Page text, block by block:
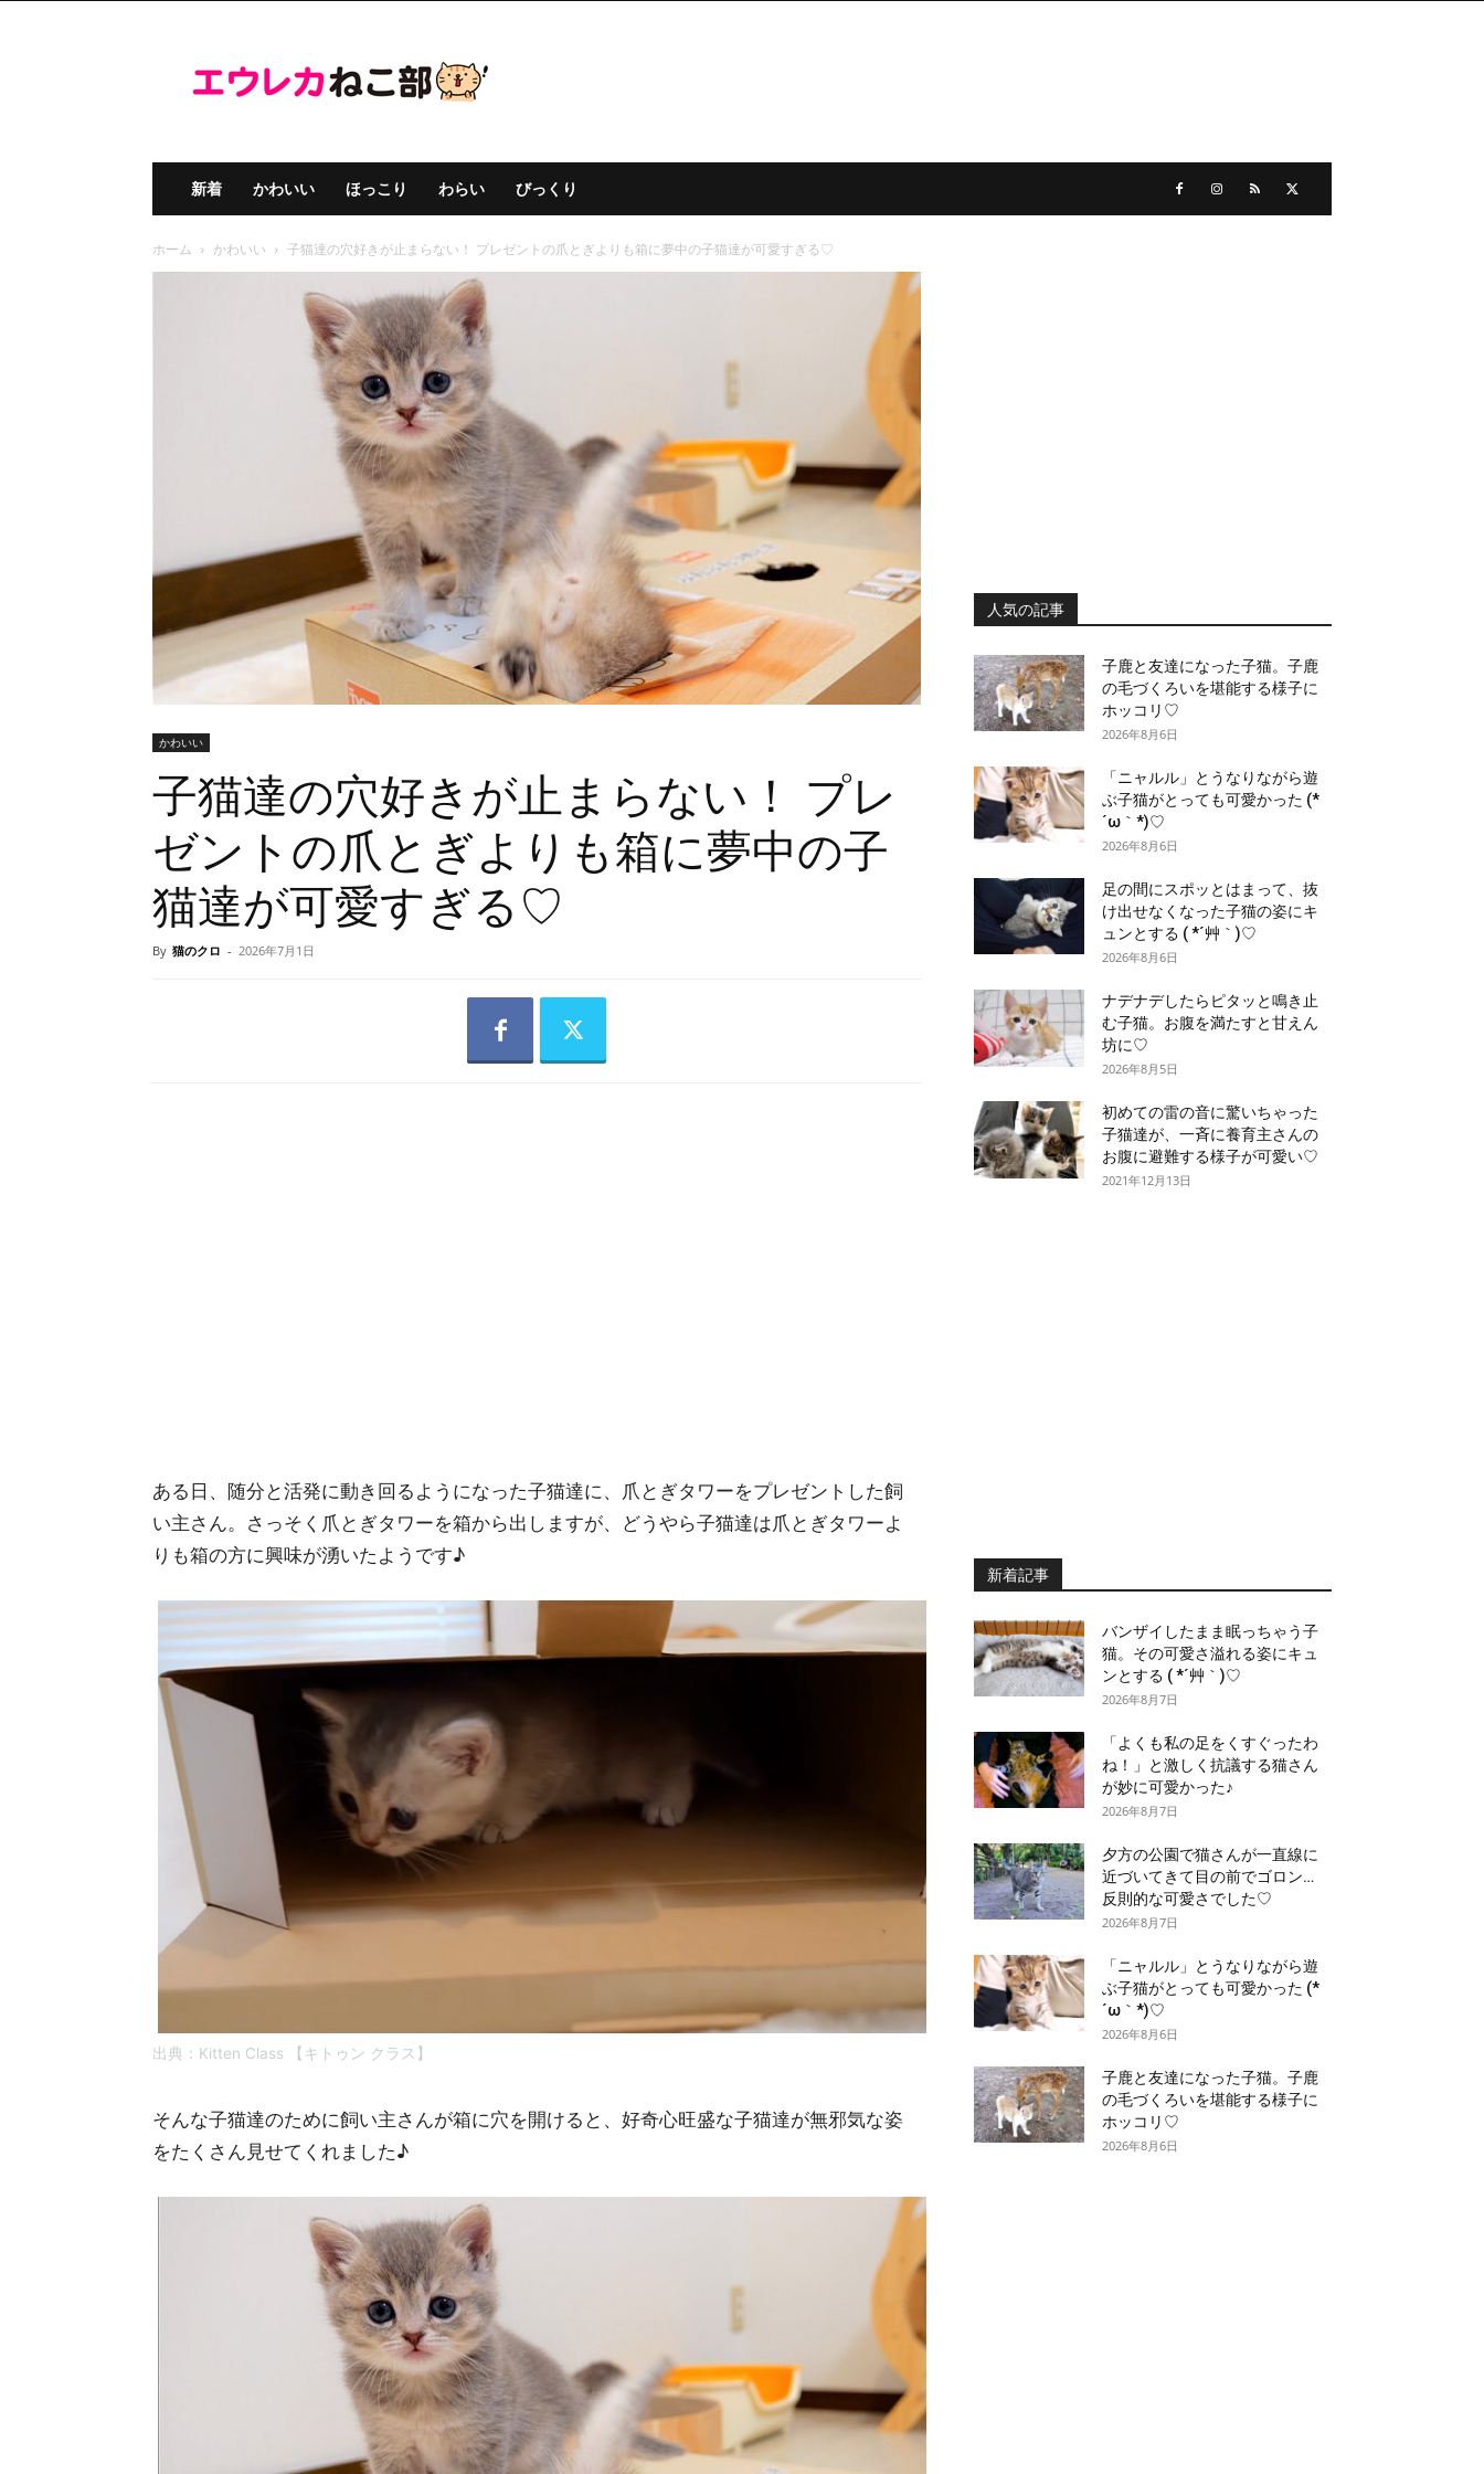
ウ
レ
こ
部
新着 かわいい ほっこり わらい びっくり
ホーム かわいい 子猫達の穴好きが止まらない！ プレゼントの爪とぎよりも箱に夢中の子猫達が可愛すぎる♡
かわいい
子猫達の穴好きが止まらない！ プレ
ゼントの爪とぎよりも箱に夢中の子
猫達が可愛すぎる♡
By 猫のクロ - 2026年7月1日
ある日、随分と活発に動き回るようになった子猫達に、爪とぎタワーをプレゼントした飼
い主さん。さっそく爪とぎタワーを箱から出しますが、どうやら子猫達は爪とぎタワーよ
りも箱の方に興味が湧いたようです♪
出典： Kitten Class 【キトゥン クラス】
そんな子猫達のために飼い主さんが箱に穴を開けると、好奇心旺盛な子猫達が無邪気な姿
をたくさん見せてくれました♪
人気の記事
子鹿と友達になった子猫。子鹿
の毛づくろいを堪能する様子に
ホッコリ♡
2026年8月6日
「ニャルル」とうなりながら遊
ぶ子猫がとっても可愛かった (*
´ω｀*)♡
2026年8月6日
足の間にスポッとはまって、抜
け出せなくなった子猫の姿にキ
ュンとする ( *´艸｀)♡
2026年8月6日
ナデナデしたらピタッと鳴き止
む子猫。お腹を満たすと甘えん
坊に♡
2026年8月5日
初めての雷の音に驚いちゃった
子猫達が、一斉に養育主さんの
お腹に避難する様子が可愛い♡
2021年12月13日
新着記事
バンザイしたまま眠っちゃう子
猫。その可愛さ溢れる姿にキュ
ンとする ( *´艸｀)♡
2026年8月7日
「よくも私の足をくすぐったわ
ね！」と激しく抗議する猫さん
が妙に可愛かった♪
2026年8月7日
夕方の公園で猫さんが一直線に
近づいてきて目の前でゴロン…
反則的な可愛さでした♡
2026年8月7日
「ニャルル」とうなりながら遊
ぶ子猫がとっても可愛かった (*
´ω｀*)♡
2026年8月6日
子鹿と友達になった子猫。子鹿
の毛づくろいを堪能する様子に
ホッコリ♡
2026年8月6日